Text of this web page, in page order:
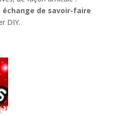
de savoir-faire
DIY.